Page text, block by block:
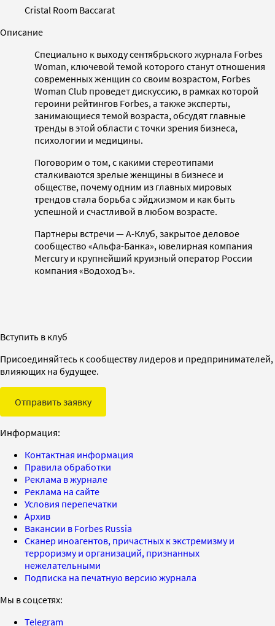
Cristal Room Baccarat
Описание
Специально к выходу сентябрьского журнала Forbes
Woman, ключевой темой которого станут отношения
современных женщин со своим возрастом, Forbes
Woman Club проведет дискуссию, в рамках которой
героини рейтингов Forbes, а также эксперты,
занимающиеся темой возраста, обсудят главные
тренды в этой области с точки зрения бизнеса,
психологии и медицины.
Поговорим о том, с какими стереотипами
сталкиваются зрелые женщины в бизнесе и
обществе, почему одним из главных мировых
трендов стала борьба с эйджизмом и как быть
успешной и счастливой в любом возрасте.
Партнеры встречи — А-Клуб, закрытое деловое
сообщество «Альфа-Банка», ювелирная компания
Mercury и крупнейший круизный оператор России
компания «ВодоходЪ».
Вступить в клуб
Присоединяйтесь к сообществу лидеров и предпринимателей,
влияющих на будущее.
Отправить заявку
Информация:
Контактная информация
Правила обработки
Реклама в журнале
Реклама на сайте
Условия перепечатки
Архив
Вакансии в Forbes Russia
Сканер иноагентов, причастных к экстремизму и
терроризму и организаций, признанных
нежелательными
Подписка на печатную версию журнала
Мы в соцсетях:
Telegram